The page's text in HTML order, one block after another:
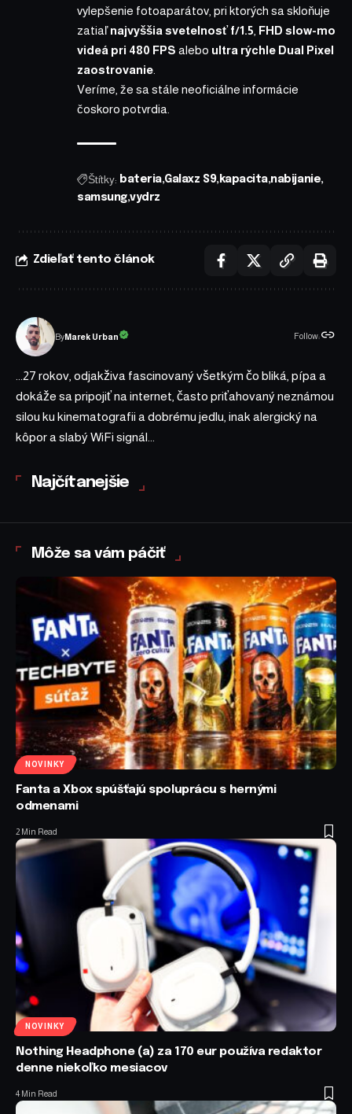
vylepšenie fotoaparátov, pri ktorých sa skloňuje
zatiaľnajvyššia svetelnosť f/1.5 FHD slow-mo
videá pri 480 FPS alebo ultra rýchle Dual Pixel
zaostrovanie
Veríme, že sa stále neoficiálne informácie
čoskoro potvrdia.
Štítky: bateria Galaxz S9 kapacita nabijanie
samsung vydrz
Zdieľať tento článok
ByMarek Urban Follow:
...27 rokov, odjakživa fascinovaný všetkým čo bliká, pípa a
dokáže sa pripojiť na internet, často priťahovaný neznámou
silou ku kinematografii a dobrému jedlu, inak alergický na
kôpor a slabý WiFi signál...
Najčítanejšie
Môže sa vám páčiť
NOVINKY
Fanta a Xbox spúšťajú spoluprácu s hernými
odmenami
2 Min Read
NOVINKY
Nothing Headphone (a) za 170 eur používa redaktor
denne niekoľko mesiacov
4 Min Read